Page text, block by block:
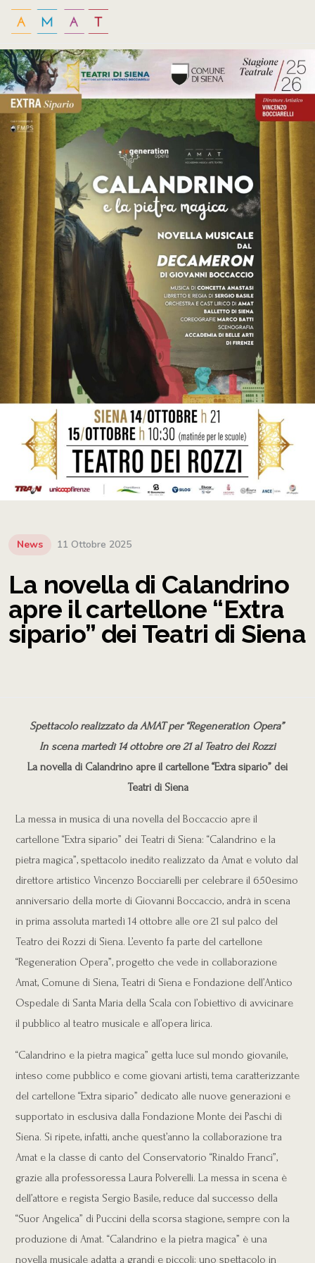
News 11 Ottobre 2025
La novella di Calandrino
apre il cartellone “Extra
sipario” dei Teatri di Siena
Spettacolo realizzato da AMAT per “Regeneration Opera”
In scena martedì 14 ottobre ore 21 al Teatro dei Rozzi
La novella di Calandrino apre il cartellone “Extra sipario” dei
Teatri di Siena
La messa in musica di una novella del Boccaccio apre il
cartellone “Extra sipario” dei Teatri di Siena: “Calandrino e la
pietra magica”, spettacolo inedito realizzato da Amat e voluto dal
direttore artistico Vincenzo Bocciarelli per celebrare il 650esimo
anniversario della morte di Giovanni Boccaccio, andrà in scena
in prima assoluta martedì 14 ottobre alle ore 21 sul palco del
Teatro dei Rozzi di Siena. L’evento fa parte del cartellone
“Regeneration Opera”, progetto che vede in collaborazione
Amat, Comune di Siena, Teatri di Siena e Fondazione dell’Antico
Ospedale di Santa Maria della Scala con l’obiettivo di avvicinare
il pubblico al teatro musicale e all’opera lirica.
“Calandrino e la pietra magica” getta luce sul mondo giovanile,
inteso come pubblico e come giovani artisti, tema caratterizzante
del cartellone “Extra sipario” dedicato alle nuove generazioni e
supportato in esclusiva dalla Fondazione Monte dei Paschi di
Siena. Si ripete, infatti, anche quest’anno la collaborazione tra
Amat e la classe di canto del Conservatorio “Rinaldo Franci”,
grazie alla professoressa Laura Polverelli. La messa in scena è
dell’attore e regista Sergio Basile, reduce dal successo della
“Suor Angelica” di Puccini della scorsa stagione, sempre con la
produzione di Amat. “Calandrino e la pietra magica” è una
novella musicale adatta a grandi e piccoli; uno spettacolo in